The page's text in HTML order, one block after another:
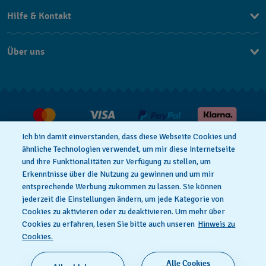
Hilfe & Kontakt
Verkaufs- und Lieferbedingungen
Vertrag widerrufen
Über uns
Datenschutzbedingungen Cookies Hinweis
Nutzungsbedingungen
Ich bin damit einverstanden, dass diese Webseite Cookies und
ähnliche Technologien verwendet, um mir diese Internetseite
und ihre Funktionalitäten zur Verfügung zu stellen, um
Erkenntnisse über die Nutzung zu gewinnen und um mir
entsprechende Werbung zukommen zu lassen. Sie können
jederzeit die Einstellungen ändern, um jede Kategorie von
Cookies zu aktivieren oder zu deaktivieren. Um mehr über
Cookies zu erfahren, lesen Sie bitte auch unseren Hinweis zu
Cookies.
Alle Cookies